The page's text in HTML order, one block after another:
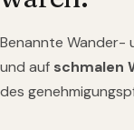
Benannte Wander-
und auf schmalen
des